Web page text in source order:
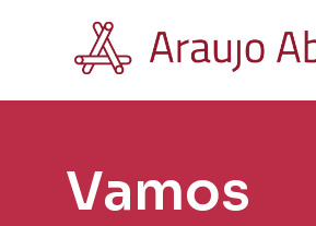
Vamos